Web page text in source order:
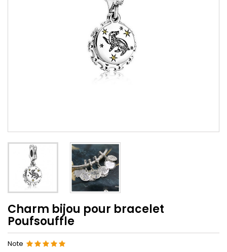
Charm bijou pour bracelet
Poufsouffle
Note